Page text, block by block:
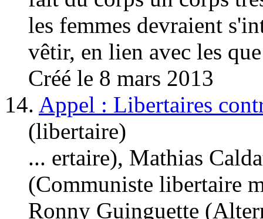
les femmes devraient
vêtir, en lien avec les
Créé le 8 mars 2013
14. Appel : Libertaires
(libertaire)
... ertaire), Mathias
(Communiste libertaire
Ronny Guinguette